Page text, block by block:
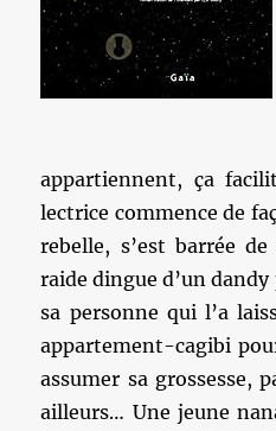
appartiennent, ça
lectrice commence de
rebelle, s’est barrée
raide dingue d’un
sa personne qui l’a
appartement-cagibi
assumer sa grossesse,
ailleurs… Une jeune